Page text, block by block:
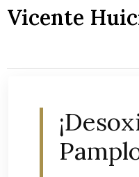
Vicente